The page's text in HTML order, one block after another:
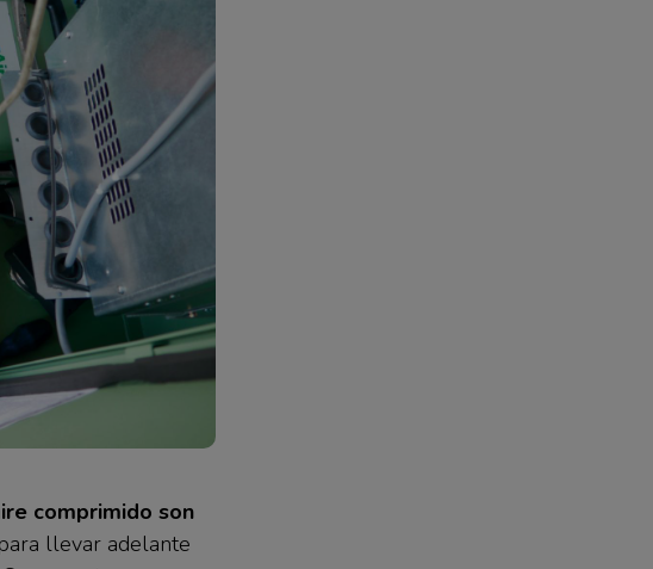
comprimido son
llevar adelante